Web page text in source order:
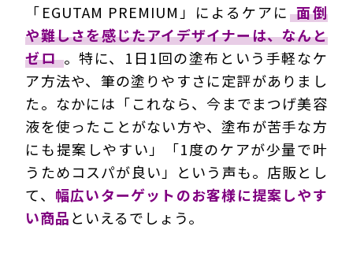
「EGUTAM PREMIUM」によるケアに 面倒
や難しさを感じたアイデザイナーは、なんと
ゼロ 。特に、1日1回の塗布という手軽なケ
ア方法や、筆の塗りやすさに定評がありまし
た。なかには「これなら、今までまつげ美容
液を使ったことがない方や、塗布が苦手な方
にも提案しやすい」「1度のケアが少量で叶
うためコスパが良い」という声も。店販とし
て、 幅広いターゲットのお客様に提案しやす
い商品といえるでしょう。